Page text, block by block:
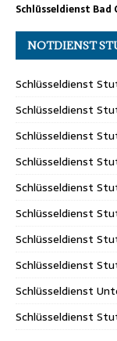
Schlüsseldienst
NOTDIENST
Schlüsseldienst
Schlüsseldienst
Schlüsseldienst
Schlüsseldienst
Schlüsseldienst
Schlüsseldienst
Schlüsseldienst
Schlüsseldienst
Schlüsseldienst
Schlüsseldienst